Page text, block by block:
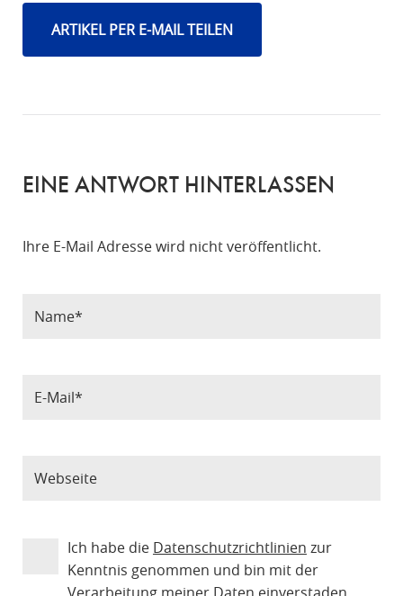
ARTIKEL PER E-MAIL TEILEN
EINE ANTWORT HINTERLASSEN
Ihre E-Mail Adresse wird nicht veröffentlicht.
Ich habe die Datenschutzrichtlinien zur
Kenntnis genommen und bin mit der